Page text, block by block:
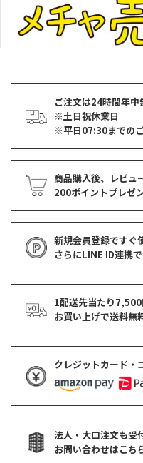
ご注文は24時間年中
※土日祝休業日
※平日07:30までの
商品購入後、レビュ
200ポイントプレゼ
新規会員登録ですぐ
さらにLINE ID連携で
1配送先当たり
お買い上げで送料無
クレジットカード・
法人・大口注文も受
お問い合わせはこち